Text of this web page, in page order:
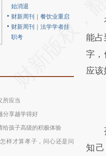
始消退
财新周刊｜餐饮业重启
财新周刊｜法学学者挂
职考
所应当
分享越学得好
给孩子高级的积极体验
样才算孝子，问心还是问
成
新
对和
有
能占
字，
应该
孙
知